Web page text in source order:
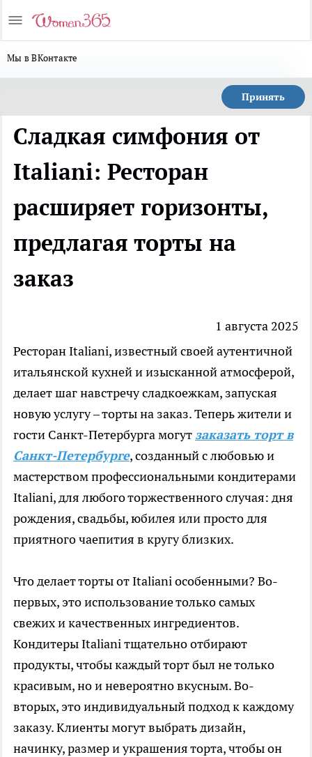
Мы в ВКонтакте
Принять
Сладкая симфония от
Italiani: Ресторан
расширяет горизонты,
предлагая торты на
заказ
1 августа 2025
Ресторан Italiani, известный своей аутентичной
итальянской кухней и изысканной атмосферой,
делает шаг навстречу сладкоежкам, запуская
новую услугу – торты на заказ. Теперь жители и
гости Санкт-Петербурга могут заказать торт в
Санкт-Петербурге, созданный с любовью и
мастерством профессиональными кондитерами
Italiani, для любого торжественного случая: дня
рождения, свадьбы, юбилея или просто для
приятного чаепития в кругу близких.
Что делает торты от Italiani особенными? Во-
первых, это использование только самых
свежих и качественных ингредиентов.
Кондитеры Italiani тщательно отбирают
продукты, чтобы каждый торт был не только
красивым, но и невероятно вкусным. Во-
вторых, это индивидуальный подход к каждому
заказу. Клиенты могут выбрать дизайн,
начинку, размер и украшения торта, чтобы он